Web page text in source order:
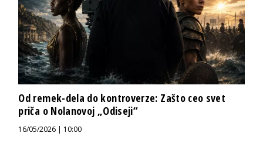
Od remek-dela do kontroverze: Zašto ceo svet
priča o Nolanovoj „Odiseji“
16/05/2026 | 10:00